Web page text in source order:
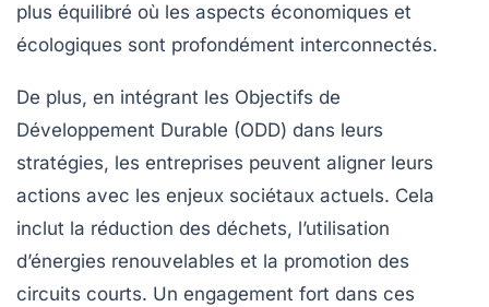
plus équilibré où les aspects économiques et
écologiques sont profondément interconnectés.
De plus, en intégrant les Objectifs de
Développement Durable (ODD) dans leurs
stratégies, les entreprises peuvent aligner leurs
actions avec les enjeux sociétaux actuels. Cela
inclut la réduction des déchets, l’utilisation
d’énergies renouvelables et la promotion des
circuits courts. Un engagement fort dans ces